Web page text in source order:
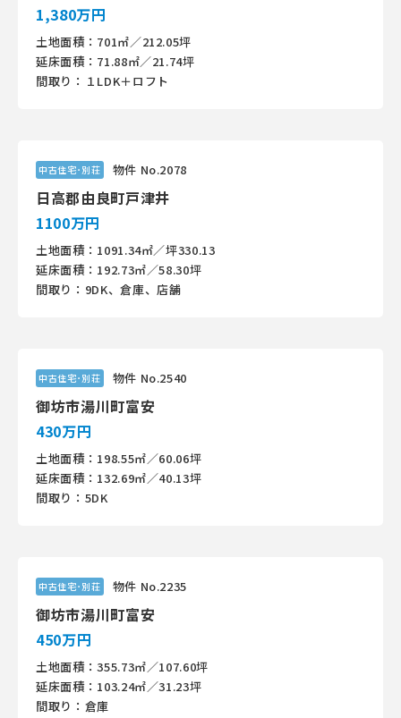
1,380万円
土地面積：701㎡／212.05坪
延床面積：71.88㎡／21.74坪
間取り：１LDK＋ロフト
中古住宅･別荘 物件 No.2078
日高郡由良町戸津井
1100万円
土地面積：1091.34㎡／坪330.13
延床面積：192.73㎡／58.30坪
間取り：9DK、倉庫、店舗
中古住宅･別荘 物件 No.2540
御坊市湯川町富安
430万円
土地面積：198.55㎡／60.06坪
延床面積：132.69㎡／40.13坪
間取り：5DK
中古住宅･別荘 物件 No.2235
御坊市湯川町富安
450万円
土地面積：355.73㎡／107.60坪
延床面積：103.24㎡／31.23坪
間取り：倉庫